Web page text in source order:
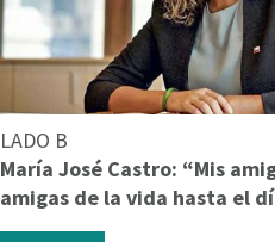
LADO B
María José Castro: “Mis
amigas de la vida hasta el